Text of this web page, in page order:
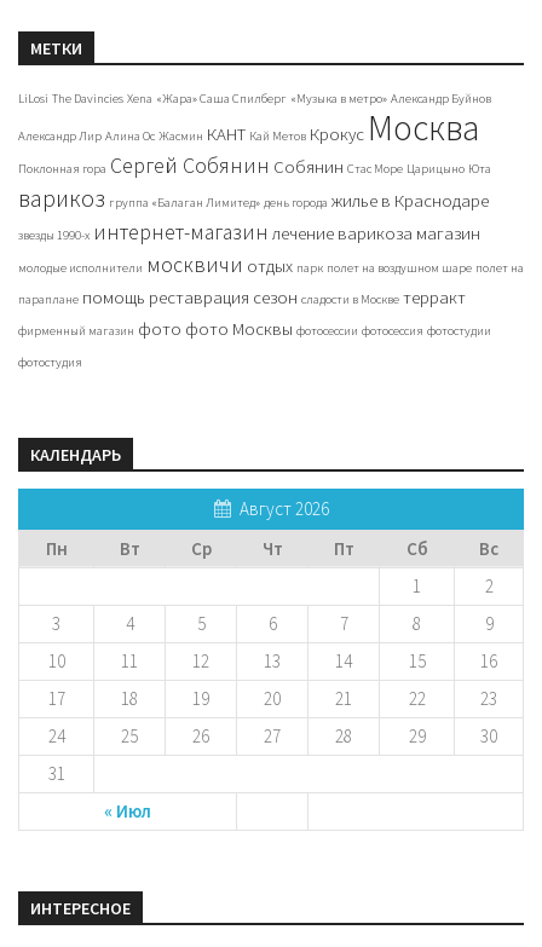
МЕТКИ
LiLosi The Davincies Xena «Жара» Саша Спилберг «Музыка в метро» Александр Буйнов
Александр Лир Алина Ос Жасмин КАНТ Кай Метов Крокус Москва
Поклонная гора Сергей Собянин Собянин Стас Море Царицыно Юта
варикоз группа «Балаган Лимитед» день города жилье в Краснодаре
звезды 1990-х интернет-магазин лечение варикоза магазин
молодые исполнители москвичи отдых парк полет на воздушном шаре полет на
параплане помощь реставрация сезон сладости в Москве терракт
фирменный магазин фото фото Москвы фотосессии фотосессия фотостудии
фотостудия
КАЛЕНДАРЬ
Август 2026
Пн
Вт Ср Чт Пт Сб Вс
« Июл
1
2
3
4 5 6 7 8
9
10
11 12 13 14 15
16
17
18 19 20 21 22
23
24
25 26 27 28 29
30
31
ИНТЕРЕСНОЕ